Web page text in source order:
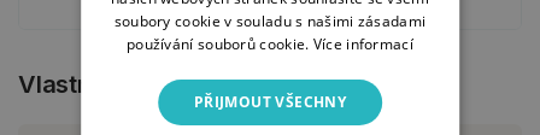
Vlastnosti produktu
soubory cookie v souladu s našimi zásadami
používání souborů cookie. Více informací
PŘIJMOUT VŠECHNY